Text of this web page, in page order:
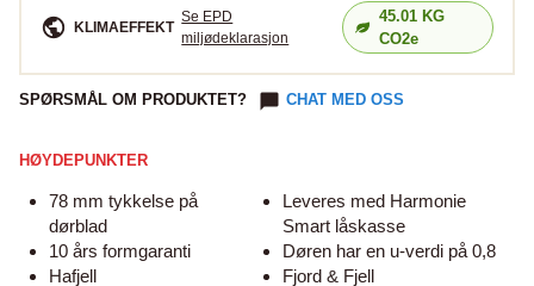
KLIMAEFFEKT
Se EPD
miljødeklarasjon
45.01KG
CO2e
SPØRSMÅL OM PRODUKTET? CHAT MED OSS
HØYDEPUNKTER
78 mm tykkelse på
dørblad
10 års formgaranti
Hafjell
Leveres med Harmonie
Smart låskasse
Døren har en u-verdi på 0,8
Fjord & Fjell